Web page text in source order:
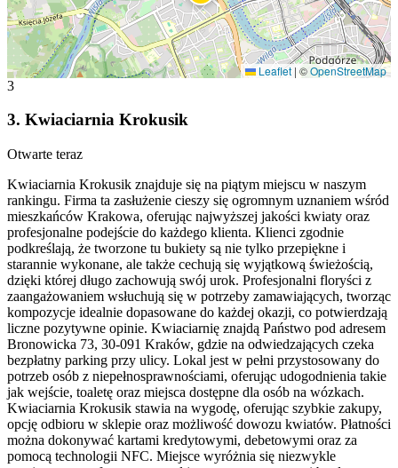
Leaflet | ©OpenStreetMap
3
3. Kwiaciarnia Krokusik
Otwarte teraz
Kwiaciarnia Krokusik znajduje się na piątym miejscu w naszym
rankingu. Firma ta zasłużenie cieszy się ogromnym uznaniem wśród
mieszkańców Krakowa, oferując najwyższej jakości kwiaty oraz
profesjonalne podejście do każdego klienta. Klienci zgodnie
podkreślają, że tworzone tu bukiety są nie tylko przepiękne i
starannie wykonane, ale także cechują się wyjątkową świeżością,
dzięki której długo zachowują swój urok. Profesjonalni floryści z
zaangażowaniem wsłuchują się w potrzeby zamawiających, tworząc
kompozycje idealnie dopasowane do każdej okazji, co potwierdzają
liczne pozytywne opinie. Kwiaciarnię znajdą Państwo pod adresem
Bronowicka 73, 30-091 Kraków, gdzie na odwiedzających czeka
bezpłatny parking przy ulicy. Lokal jest w pełni przystosowany do
potrzeb osób z niepełnosprawnościami, oferując udogodnienia takie
jak wejście, toaletę oraz miejsca dostępne dla osób na wózkach.
Kwiaciarnia Krokusik stawia na wygodę, oferując szybkie zakupy,
opcję odbioru w sklepie oraz możliwość dowozu kwiatów. Płatności
można dokonywać kartami kredytowymi, debetowymi oraz za
pomocą technologii NFC. Miejsce wyróżnia się niezwykle